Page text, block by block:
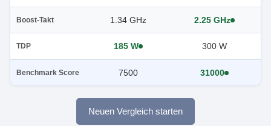
Boost-Takt 1.34 GHz 2.25 GHz
TDP 185 W 300 W
Benchmark Score 7500 31000
Neuen Vergleich starten